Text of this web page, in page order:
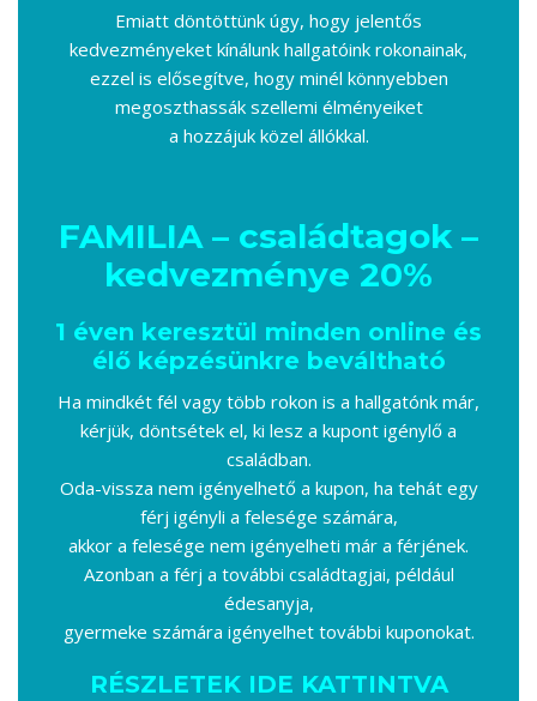
Emiatt döntöttünk úgy, hogy jelentős
kedvezményeket kínálunk hallgatóink rokonainak,
ezzel is elősegítve, hogy minél könnyebben
megoszthassák szellemi élményeiket
a hozzájuk közel állókkal.
FAMILIA – családtagok –
kedvezménye 20%
1 éven keresztül minden online és
élő képzésünkre beváltható
Ha mindkét fél vagy több rokon is a hallgatónk már,
kérjük, döntsétek el, ki lesz a kupont igénylő a
családban.
Oda-vissza nem igényelhető a kupon, ha tehát egy
férj igényli a felesége számára,
akkor a felesége nem igényelheti már a férjének.
Azonban a férj a további családtagjai, például
édesanyja,
gyermeke számára igényelhet további kuponokat.
RÉSZLETEK IDE KATTINTVA